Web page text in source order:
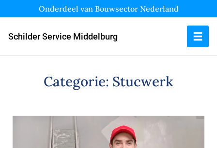
Onderdeel van Bouwsector Nederland
Schilder Service Middelburg
Categorie: Stucwerk